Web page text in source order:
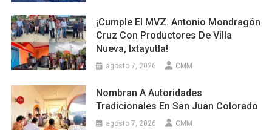
¡Cumple El MVZ. Antonio Mondragón
Cruz Con Productores De Villa
Nueva, Ixtayutla!
agosto 7, 2026 CMM
Nombran A Autoridades
Tradicionales En San Juan Colorado
agosto 7, 2026 CMM